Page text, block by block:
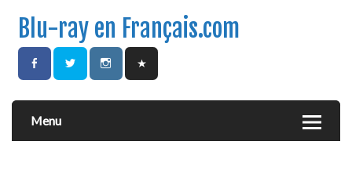
Blu-ray en Français.com
Menu